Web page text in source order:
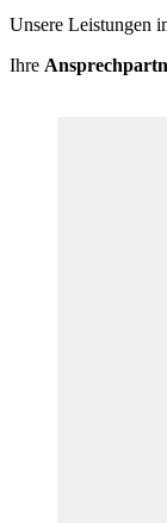
Unsere Leistungen
Ihre